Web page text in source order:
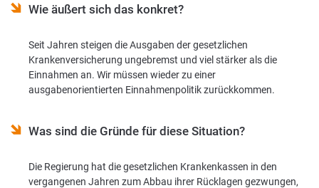
Wie äußert sich das konkret?
Seit Jahren steigen die Ausgaben der gesetzlichen
Krankenversicherung ungebremst und viel stärker als die
Einnahmen an. Wir müssen wieder zu einer
ausgabenorientierten Einnahmenpolitik zurückkommen.
Was sind die Gründe für diese Situation?
Die Regierung hat die gesetzlichen Krankenkassen in den
vergangenen Jahren zum Abbau ihrer Rücklagen gezwungen,